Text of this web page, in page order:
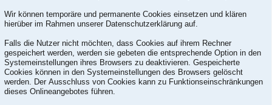
Wir können temporäre und permanente Cookies einsetzen und klären
hierüber im Rahmen unserer Datenschutzerklärung auf.
Falls die Nutzer nicht möchten, dass Cookies auf ihrem Rechner
gespeichert werden, werden sie gebeten die entsprechende Option in den
Systemeinstellungen ihres Browsers zu deaktivieren. Gespeicherte
Cookies können in den Systemeinstellungen des Browsers gelöscht
werden. Der Ausschluss von Cookies kann zu Funktionseinschränkungen
dieses Onlineangebotes führen.